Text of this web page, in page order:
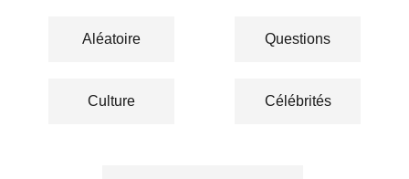
Aléatoire Questions
Culture Célébrités